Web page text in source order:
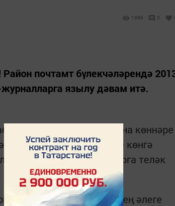
1366 0
почтамт бүлекчәләрендә
язылу дәвам итә.
аеның да санаулы гына көннәре
күрсәгез иде. Бүгенге көнгә
да безнең белән булырга теләк
Табигатьнең әлеге